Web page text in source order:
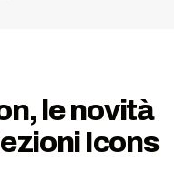
le novità
Icons